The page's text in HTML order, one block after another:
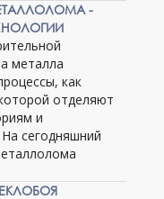
-
металла
как
отделяют
и
сегодняшний